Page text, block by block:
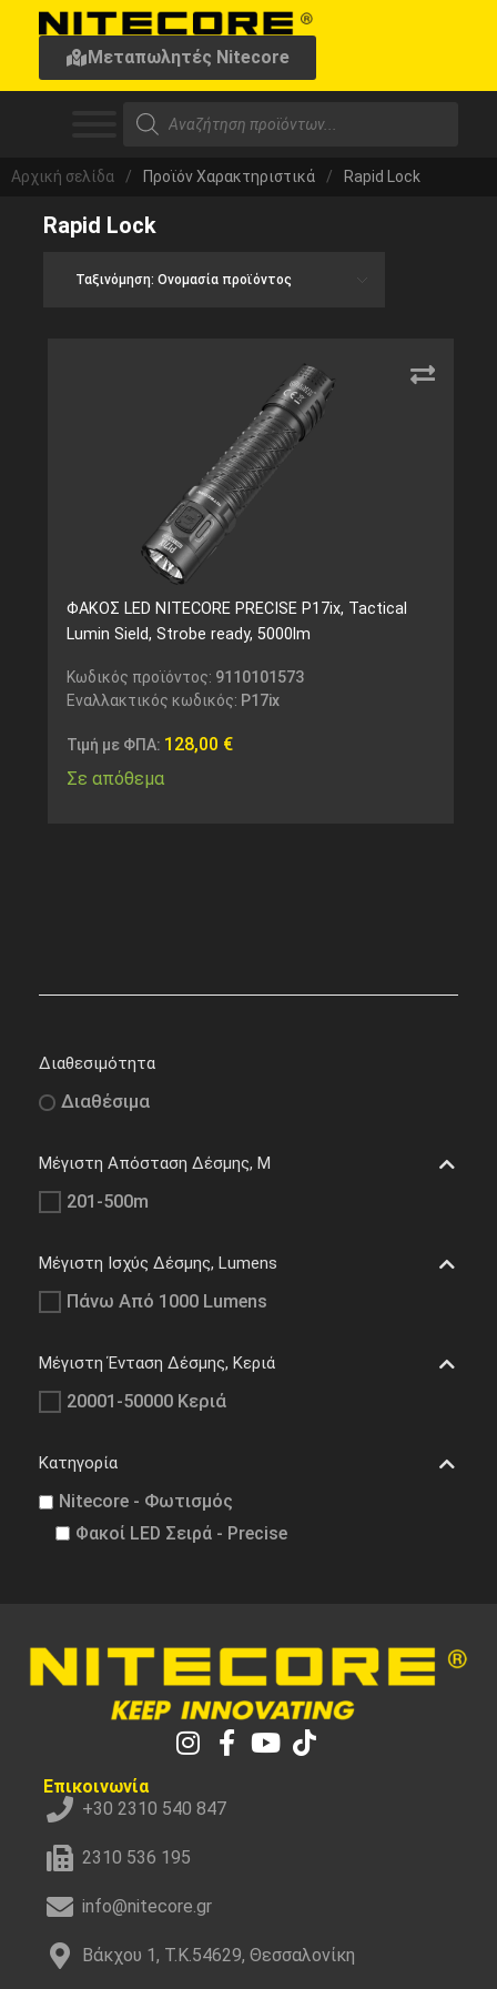
Μεταπωλητές Nitecore
Αρχική σελίδα / Προϊόν Χαρακτηριστικά / Rapid Lock
Rapid Lock
ΦΑΚΟΣ LED NITECORE PRECISE P17ix, Tactical
Lumin Sield, Strobe ready, 5000lm
Κωδικός προϊόντος: 9110101573
Εναλλακτικός κωδικός: P17ix
Τιμή με ΦΠΑ: 128,00 €
Σε απόθεμα
Διαθεσιμότητα
Διαθέσιμα
Μέγιστη Απόσταση Δέσμης, M
201-500m
Μέγιστη Ισχύς Δέσμης, Lumens
Πάνω Από 1000 Lumens
Μέγιστη Ένταση Δέσμης, Κεριά
20001-50000 Κεριά
Κατηγορία
Nitecore - Φωτισμός
Φακοί LED Σειρά - Precise
Επικοινωνία
+30 2310 540 847
2310 536 195
info@nitecore.gr
Βάκχου 1, Τ.Κ.54629, Θεσσαλονίκη